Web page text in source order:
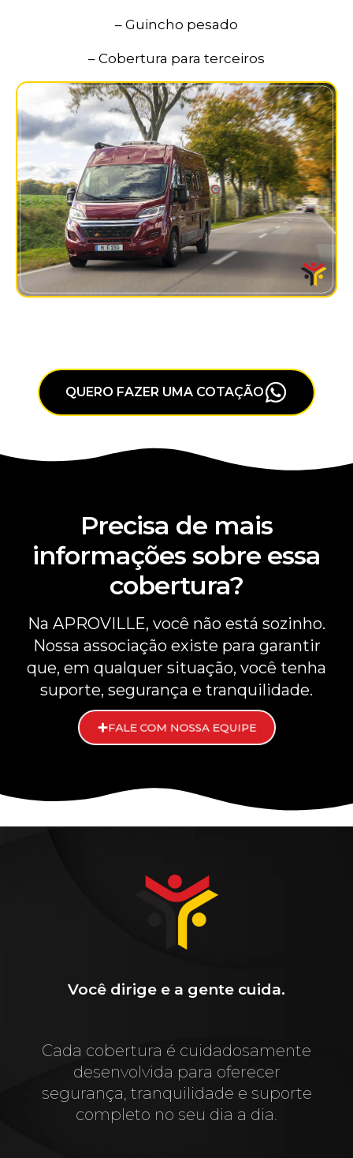
– Guincho pesado
– Cobertura para terceiros
QUERO FAZER UMA COTAÇÃO
Precisa de mais
informações sobre essa
cobertura?
Na APROVILLE, você não está sozinho.
Nossa associação existe para garantir
que, em qualquer situação, você tenha
suporte, segurança e tranquilidade.
FALE COM NOSSA EQUIPE
Você dirige e a gente cuida.
Cada cobertura é cuidadosamente
desenvolvida para oferecer
segurança, tranquilidade e suporte
completo no seu dia a dia.